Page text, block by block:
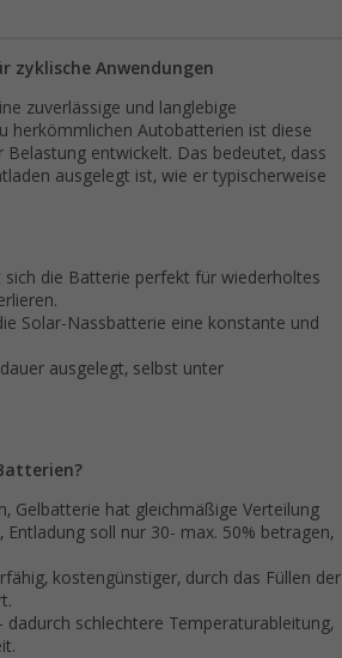
zyklische Anwendungen
zuverlässige und langlebige
herkömmlichen Autobatterien ist diese
entwickelt. Das bedeutet, dass
ausgelegt ist, wie er typischerweise
die Batterie perfekt für wiederholtes
Solar-Nassbatterie eine konstante und
ausgelegt, selbst unter
Gelbatterie hat gleichmäßige Verteilung
soll nur 30- max. 50% betragen,
kostengünstiger, durch das Füllen der
schlechtere Temperaturableitung,